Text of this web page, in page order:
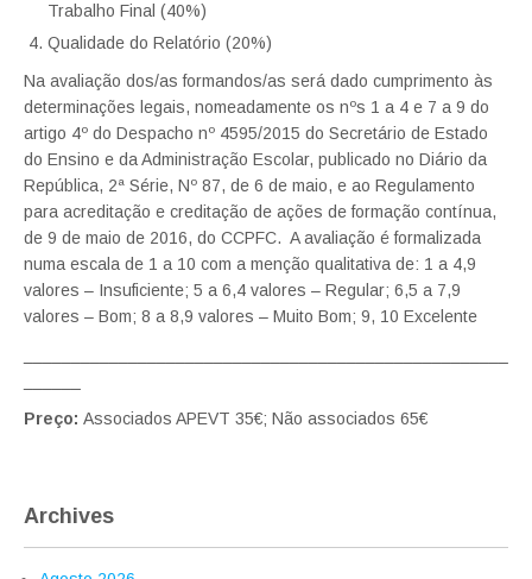
Trabalho Final (40%)
Qualidade do Relatório (20%)
Na avaliação dos/as formandos/as será dado cumprimento às
determinações legais, nomeadamente os nºs 1 a 4 e 7 a 9 do
artigo 4º do Despacho nº 4595/2015 do Secretário de Estado
do Ensino e da Administração Escolar, publicado no Diário da
República, 2ª Série, Nº 87, de 6 de maio, e ao Regulamento
para acreditação e creditação de ações de formação contínua,
de 9 de maio de 2016, do CCPFC. A avaliação é formalizada
numa escala de 1 a 10 com a menção qualitativa de: 1 a 4,9
valores – Insuficiente; 5 a 6,4 valores – Regular; 6,5 a 7,9
valores – Bom; 8 a 8,9 valores – Muito Bom; 9, 10 Excelente
Preço: Associados APEVT 35€; Não associados 65€
Archives